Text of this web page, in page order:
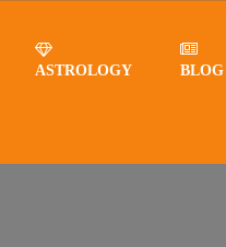
ASTROLOGY BLOG
ससे 2023 तक